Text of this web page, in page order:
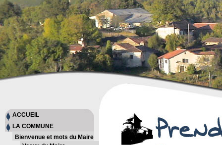
ACCUEIL
LA COMMUNE
Bienvenue et mots du Maire